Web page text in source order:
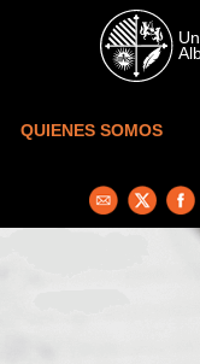
Skip to main content
QUIENES SOMOS